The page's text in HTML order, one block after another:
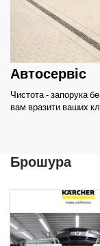
Автосервіс
Чистота - запорука
вам вразити ваших
Брошура